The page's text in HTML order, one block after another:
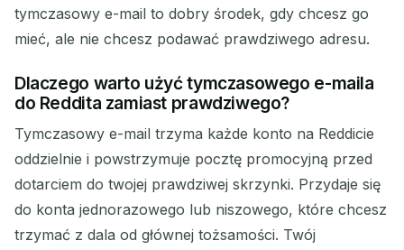
tymczasowy e-mail to dobry środek, gdy chcesz go
mieć, ale nie chcesz podawać prawdziwego adresu.
Dlaczego warto użyć tymczasowego e-maila
do Reddita zamiast prawdziwego?
Tymczasowy e-mail trzyma każde konto na Reddicie
oddzielnie i powstrzymuje pocztę promocyjną przed
dotarciem do twojej prawdziwej skrzynki. Przydaje się
do konta jednorazowego lub niszowego, które chcesz
trzymać z dala od głównej tożsamości. Twój